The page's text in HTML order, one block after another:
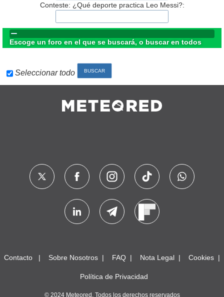
Conteste: ¿Qué deporte practica Leo Messi?:
Escoge un foro en el que se buscará, o buscar en todos
Seleccionar todo
Contacto Sobre Nosotros FAQ Nota Legal Cookies
Política de Privacidad
© 2024 Meteored. Todos los derechos reservados